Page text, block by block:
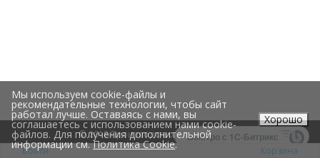
Войти Корзина
© 2018 Производство и доставка еды
Быстро с 1С-Битрикс
Мы используем cookie-файлы и
рекомендательные технологии, чтобы сайт
работал лучше. Оставаясь с нами, вы
соглашаетесь с использованием нами cookie-
файлов. Для получения дополнительной
информации см.Политика Cookie.
Хорошо